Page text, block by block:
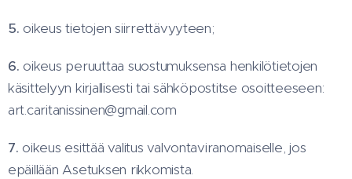
5.oikeus tietojen siirrettävyyteen;
6.oikeus peruuttaa suostumuksensa henkilötietojen
käsittelyyn kirjallisesti tai sähköpostitse osoitteeseen:
art.caritanissinen@gmail.com
7.oikeus esittää valitus valvontaviranomaiselle, jos
epäillään Asetuksen rikkomista.